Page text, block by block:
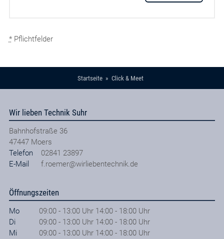
*Pflichtfelder
Startseite Click & Meet
Wir lieben Technik Suhr
Bahnhofstraße 36
47447 Moers
Telefon
02841 23897
E-Mail
f.roemer@wirliebentechnik.de
Öffnungszeiten
Mo
09:00 - 13:00 Uhr 14:00 - 18:00 Uhr
Di
09:00 - 13:00 Uhr 14:00 - 18:00 Uhr
Mi
09:00 - 13:00 Uhr 14:00 - 18:00 Uhr